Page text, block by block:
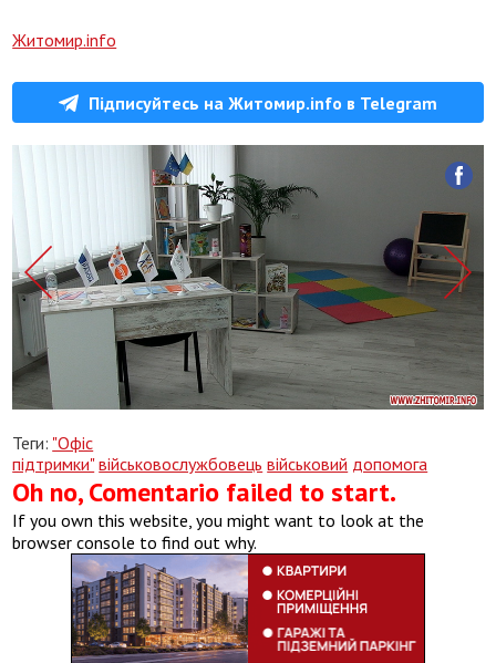
Житомир.info
Підписуйтесь на Житомир.info в Telegram
Теги: "Офіс
підтримки" військовослужбовець військовий допомога
Oh no, Comentario failed to start.
If you own this website, you might want to look at the
browser console to find out why.